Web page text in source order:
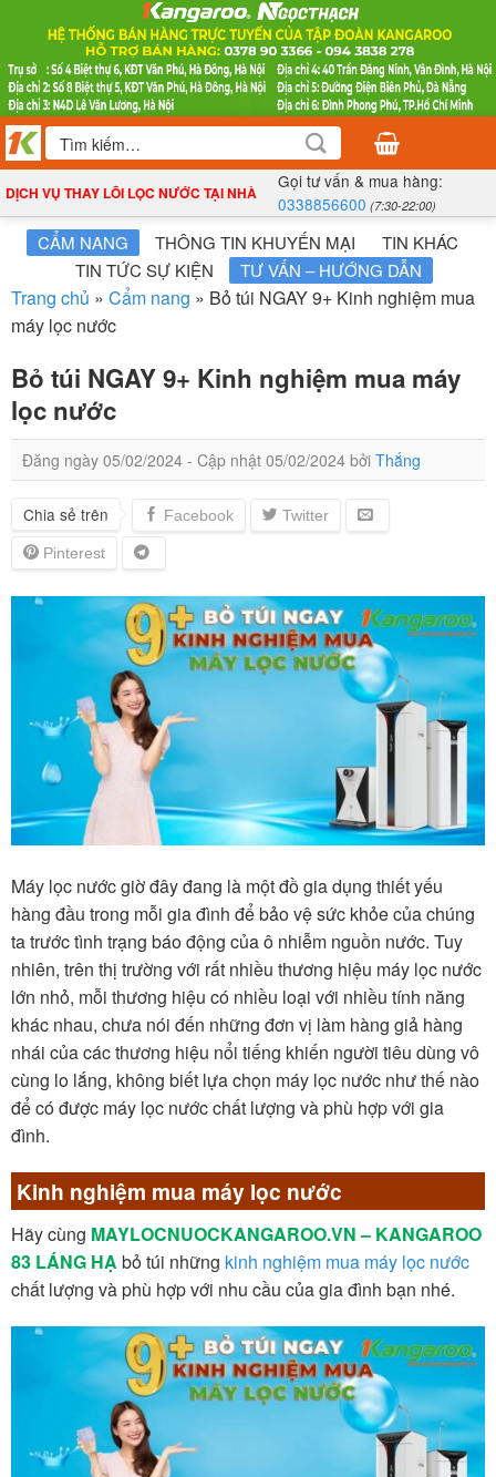
nội
dung
Tìm
kiếm:
DỊCH VỤ THAY LÕI LỌC NƯỚC TẠI NHÀ
Gọi tư vấn & mua hàng:
0338856600 (7:30-22:00)
CẨM NANG THÔNG TIN KHUYẾN MẠI
TIN KHÁC
TIN TỨC SỰ KIỆN
TƯ VẤN – HƯỚNG DẪN
Trang chủ » Cẩm nang » Bỏ túi NGAY 9+ Kinh nghiệm mua
máy lọc nước
Bỏ túi NGAY 9+ Kinh nghiệm mua máy
lọc nước
Đăng ngày 05/02/2024 - Cập nhật 05/02/2024 bởi Thắng
Chia sẻ trên
Máy lọc nước giờ đây đang là một đồ gia dụng thiết yếu
hàng đầu trong mỗi gia đình để bảo vệ sức khỏe của chúng
ta trước tình trạng báo động của ô nhiễm nguồn nước. Tuy
nhiên, trên thị trường với rất nhiều thương hiệu máy lọc nước
lớn nhỏ, mỗi thương hiệu có nhiều loại với nhiều tính năng
khác nhau, chưa nói đến những đơn vị làm hàng giả hàng
nhái của các thương hiệu nổi tiếng khiến người tiêu dùng vô
cùng lo lắng, không biết lựa chọn máy lọc nước như thế nào
để có được máy lọc nước chất lượng và phù hợp với gia
đình.
Kinh nghiệm mua máy lọc nước
Hãy cùng MAYLOCNUOCKANGAROO.VN – KANGAROO
83 LÁNG HẠ bỏ túi những kinh nghiệm mua máy lọc nước
chất lượng và phù hợp với nhu cầu của gia đình bạn nhé.